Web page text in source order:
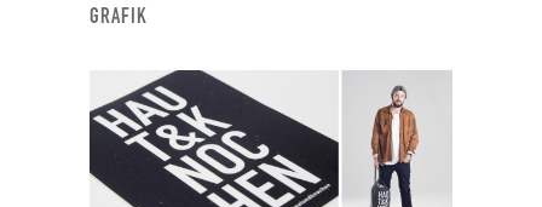
GRAFIK